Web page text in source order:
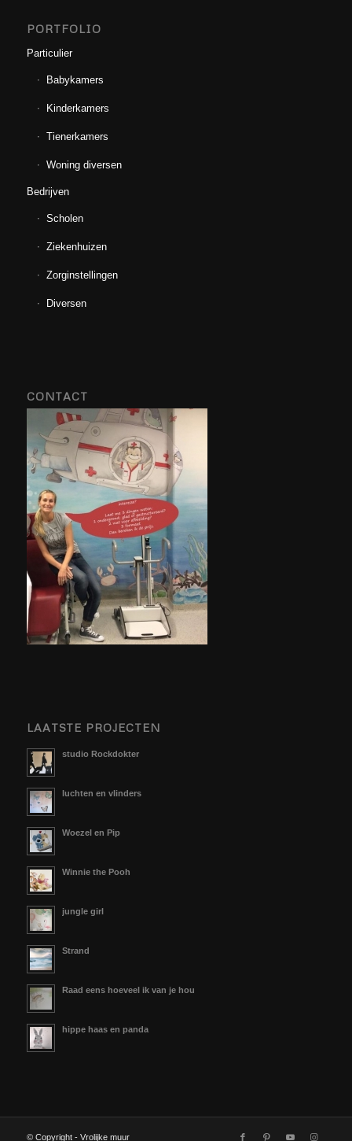
PORTFOLIO
Particulier
Babykamers
Kinderkamers
Tienerkamers
Woning diversen
Bedrijven
Scholen
Ziekenhuizen
Zorginstellingen
Diversen
CONTACT
LAATSTE PROJECTEN
studio Rockdokter
luchten en vlinders
Woezel en Pip
Winnie the Pooh
jungle girl
Strand
Raad eens hoeveel ik van je hou
hippe haas en panda
© Copyright - Vrolijke muur